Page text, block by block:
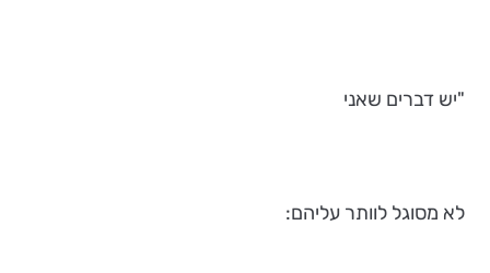
"יש דברים שאני
לא מסוגל לוותר עליהם: